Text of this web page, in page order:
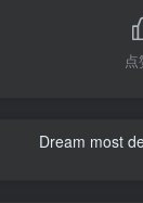
点
Dream most